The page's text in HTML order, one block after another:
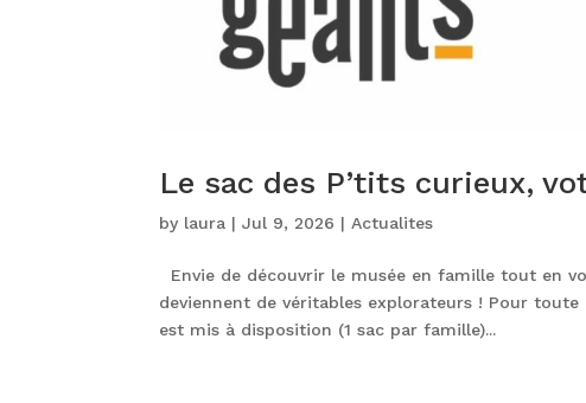
Le sac des P’tits curieux,
by laura |Jul 9, 2026 | Actualites
Envie de découvrir le musée en famille tout en
deviennent de véritables explorateurs ! Pour
est mis à disposition (1 sac par famille)...